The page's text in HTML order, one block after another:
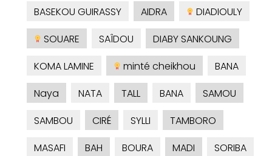
BASEKOU GUIRASSY
AIDRA
DIADIOULY
SOUARE
SAÎDOU
DIABY SANKOUNG
KOMA LAMINE
minté cheikhou
BANA
Naya
NATA TALL BANA
SAMOU
SAMBOU
CIRÉ SYLLI
TAMBORO
MASAFI
BAH BOURA MADI
SORIBA